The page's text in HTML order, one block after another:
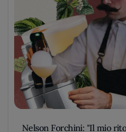
Nelson Forchini: "Il mio